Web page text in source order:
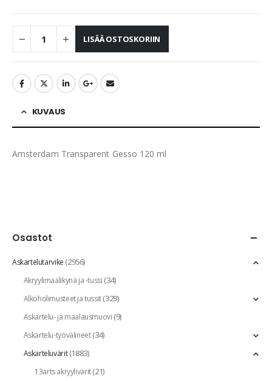
LISÄÄ OSTOSKORIIN
KUVAUS
Amsterdam Transparent Gesso 120 ml
Osastot
Askartelutarvike(2956)
Akryylimaalikynä ja -tussi(34)
Alkoholimusteet ja tussit(329)
Askartelu- ja maalausmuovi(9)
Askartelu-työvälineet(34)
Askarteluvärit(1883)
13arts akryylivärit(21)